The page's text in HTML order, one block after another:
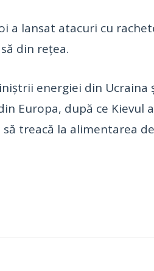
a lansat atacuri cu
din reţea.
energiei din Ucraina
Europa, după ce Kievul
treacă la alimentarea